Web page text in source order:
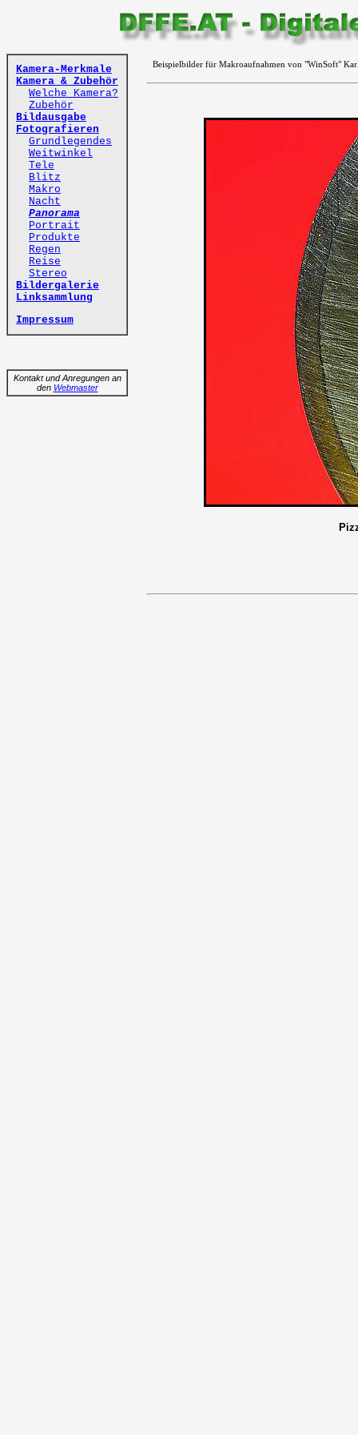
Kamera-Merkmale
Kamera & Zubehör
Welche Kamera?
Zubehör
Bildausgabe
Fotografieren
Grundlegendes
Weitwinkel
Tele
Blitz
Makro
Nacht
Panorama
Portrait
Produkte
Regen
Reise
Stereo
Bildergalerie
Linksammlung
Impressum
Kontakt und Anregungen an
den Webmaster
Beispielbilder für Makroaufnahmen von "WinSoft"